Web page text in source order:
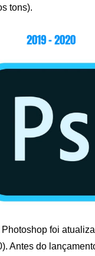
tons).
2019 – 2020
foi
Antes do